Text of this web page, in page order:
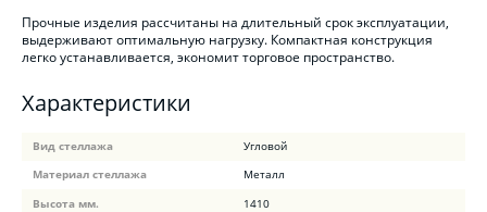
Прочные изделия рассчитаны на длительный срок эксплуатации,
выдерживают оптимальную нагрузку. Компактная конструкция
легко устанавливается, экономит торговое пространство.
Характеристики
Вид стеллажа
Угловой
Материал стеллажа
Металл
Высота мм.
1410